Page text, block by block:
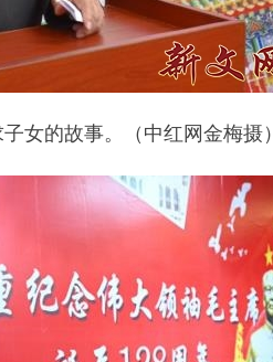
女的故事。（中红网金梅摄）